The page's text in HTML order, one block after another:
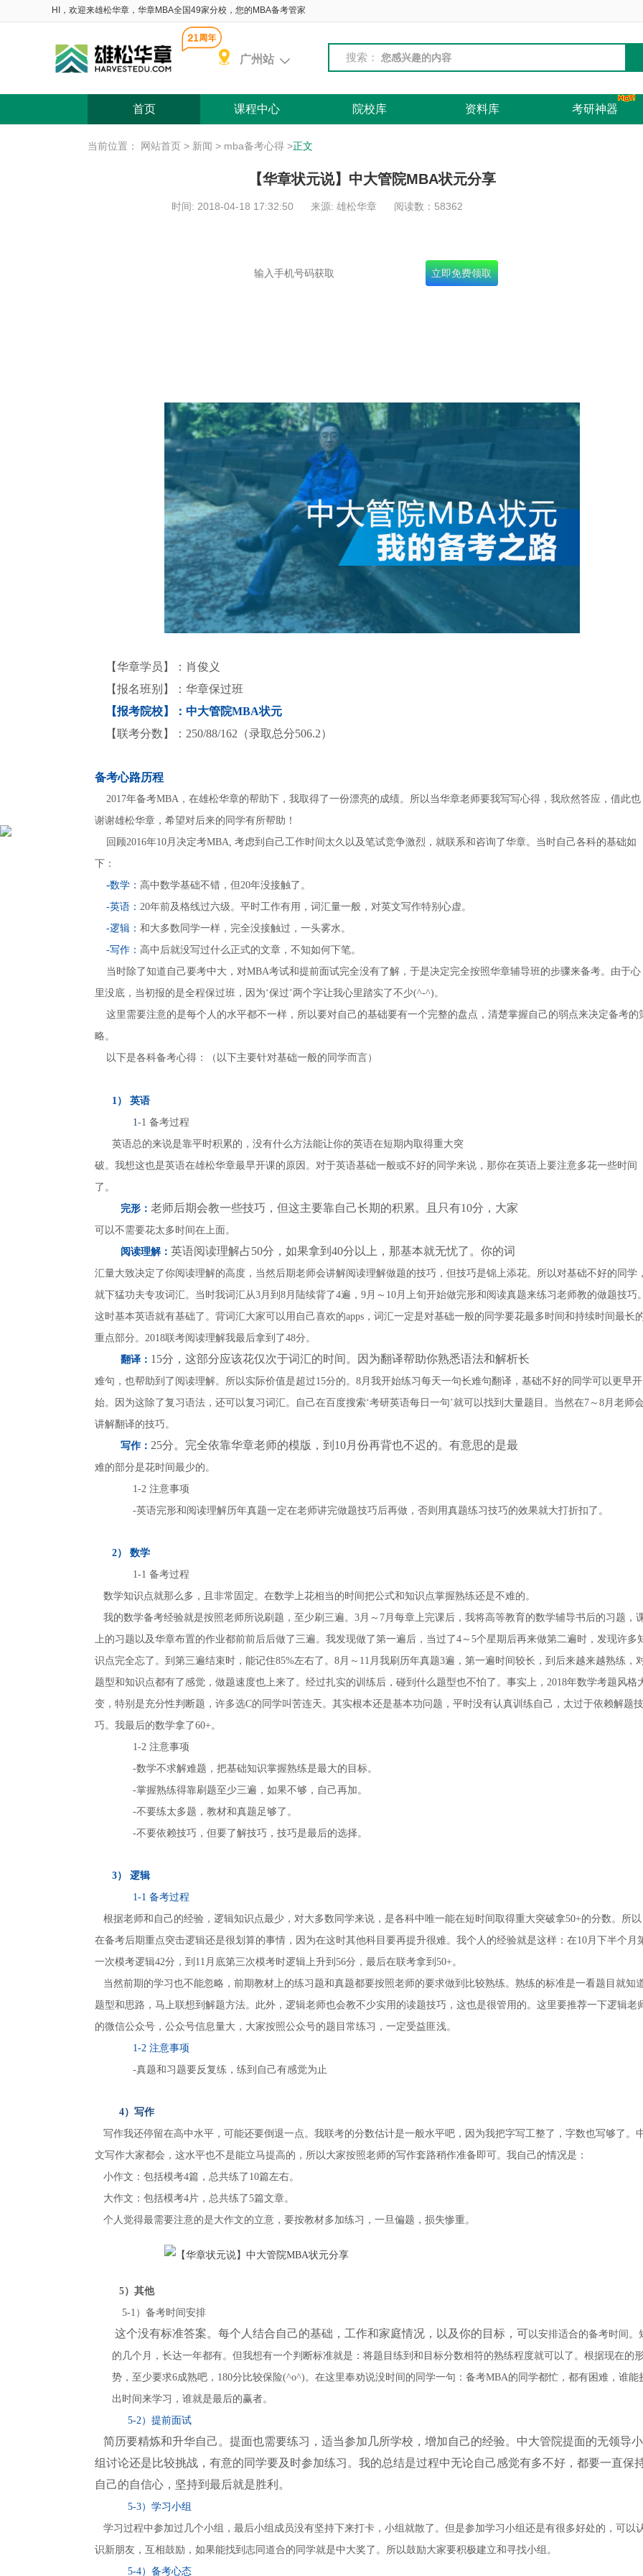
HI，欢迎来雄松华章，华章MBA全国49家分校，您的MBA备考管家
广州站 搜索：
首页 课程中心 院校库 资料库 考研神器
当前位置： 网站首页 > 新闻 > mba备考心得 >正文
【华章状元说】中大管院MBA状元分享
时间: 2018-04-18 17:32:50 来源: 雄松华章 阅读数： 58362
【华章学员】：肖俊义
【报名班别】：华章保过班
【报考院校】：中大管院MBA状元
【联考分数】：250/88/162（录取总分506.2）
备考心路历程
2017年备考MBA，在雄松华章的帮助下，我取得了一份漂亮的成绩。所以当华章老师要我写写心得，我欣然答应，借此也
谢谢雄松华章，希望对后来的同学有所帮助！
回顾2016年10月决定考MBA, 考虑到自己工作时间太久以及笔试竞争激烈，就联系和咨询了华章。当时自己各科的基础如
下：
-数学： 高中数学基础不错，但20年没接触了。
-英语： 20年前及格线过六级。平时工作有用，词汇量一般，对英文写作特别心虚。
-逻辑： 和大多数同学一样，完全没接触过，一头雾水。
-写作： 高中后就没写过什么正式的文章，不知如何下笔。
当时除了知道自己要考中大，对MBA考试和提前面试完全没有了解，于是决定完全按照华章辅导班的步骤来备考。由于心
里没底，当初报的是全程保过班，因为‘保过’两个字让我心里踏实了不少(^-^)。
这里需要注意的是每个人的水平都不一样，所以要对自己的基础要有一个完整的盘点，清楚掌握自己的弱点来决定备考的
略。
以下是各科备考心得：（以下主要针对基础一般的同学而言）
1） 英语
1-1 备考过程
英语总的来说是靠平时积累的，没有什么方法能让你的英语在短期内取得重大突
破。我想这也是英语在雄松华章最早开课的原因。对于英语基础一般或不好的同学来说，那你在英语上要注意多花一些时间
了。
完形： 老师后期会教一些技巧，但这主要靠自己长期的积累。且只有10分，大家
可以不需要花太多时间在上面。
阅读理解： 英语阅读理解占50分，如果拿到40分以上，那基本就无忧了。你的词
汇量大致决定了你阅读理解的高度，当然后期老师会讲解阅读理解做题的技巧，但技巧是锦上添花。所以对基础不好的同学，
就下猛功夫专攻词汇。当时我词汇从3月到8月陆续背了4遍，9月～10月上旬开始做完形和阅读真题来练习老师教的做题技巧。
这时基本英语就有基础了。背词汇大家可以用自己喜欢的apps，词汇一定是对基础一般的同学要花最多时间和持续时间最长
重点部分。2018联考阅读理解我最后拿到了48分。
翻译： 15分，这部分应该花仅次于词汇的时间。因为翻译帮助你熟悉语法和解析长
难句，也帮助到了阅读理解。所以实际价值是超过15分的。8月我开始练习每天一句长难句翻译，基础不好的同学可以更早开
始。因为这除了复习语法，还可以复习词汇。自己在百度搜索‘考研英语每日一句’就可以找到大量题目。当然在7～8月老师会
讲解翻译的技巧。
写作： 25分。完全依靠华章老师的模版，到10月份再背也不迟的。有意思的是最
难的部分是花时间最少的。
1-2 注意事项
-英语完形和阅读理解历年真题一定在老师讲完做题技巧后再做，否则用真题练习技巧的效果就大打折扣了。
2） 数学
1-1 备考过程
数学知识点就那么多，且非常固定。在数学上花相当的时间把公式和知识点掌握熟练还是不难的。
我的数学备考经验就是按照老师所说刷题，至少刷三遍。3月～7月每章上完课后，我将高等教育的数学辅导书后的习题，
上的习题以及华章布置的作业都前前后后做了三遍。我发现做了第一遍后，当过了4～5个星期后再来做第二遍时，发现许多
识点完全忘了。到第三遍结束时，能记住85%左右了。8月～11月我刷历年真题3遍，第一遍时间较长，到后来越来越熟练，
题型和知识点都有了感觉，做题速度也上来了。经过扎实的训练后，碰到什么题型也不怕了。事实上，2018年数学考题风格
变，特别是充分性判断题，许多选C的同学叫苦连天。其实根本还是基本功问题，平时没有认真训练自己，太过于依赖解题技
巧。我最后的数学拿了60+。
1-2 注意事项
-数学不求解难题，把基础知识掌握熟练是最大的目标。
-掌握熟练得靠刷题至少三遍，如果不够，自己再加。
-不要练太多题，教材和真题足够了。
-不要依赖技巧，但要了解技巧，技巧是最后的选择。
3） 逻辑
1-1 备考过程
根据老师和自己的经验，逻辑知识点最少，对大多数同学来说，是各科中唯一能在短时间取得重大突破拿50+的分数。所以
在备考后期重点突击逻辑还是很划算的事情，因为在这时其他科目要再提升很难。我个人的经验就是这样：在10月下半个月
一次模考逻辑42分，到11月底第三次模考时逻辑上升到56分，最后在联考拿到50+。
当然前期的学习也不能忽略，前期教材上的练习题和真题都要按照老师的要求做到比较熟练。熟练的标准是一看题目就知
题型和思路，马上联想到解题方法。此外，逻辑老师也会教不少实用的读题技巧，这也是很管用的。这里要推荐一下逻辑老
的微信公众号，公众号信息量大，大家按照公众号的题目常练习，一定受益匪浅。
1-2 注意事项
-真题和习题要反复练，练到自己有感觉为止
4）写作
写作我还停留在高中水平，可能还要倒退一点。我联考的分数估计是一般水平吧，因为我把字写工整了，字数也写够了。
文写作大家都会，这水平也不是能立马提高的，所以大家按照老师的写作套路稍作准备即可。我自己的情况是：
小作文：包括模考4篇，总共练了10篇左右。
大作文：包括模考4片，总共练了5篇文章。
个人觉得最需要注意的是大作文的立意，要按教材多加练习，一旦偏题，损失惨重。
5）其他
5-1）备考时间安排
这个没有标准答案。每个人结合自己的基础，工作和家庭情况，以及你的目标，可以安排适合的备考时间。
的几个月，长达一年都有。但我想有一个判断标准就是：将题目练到和目标分数相符的熟练程度就可以了。根据现在的
势，至少要求6成熟吧，180分比较保险(^o^)。在这里奉劝说没时间的同学一句：备考MBA的同学都忙，都有困难，谁能
出时间来学习，谁就是最后的赢者。
5-2）提前面试
简历要精炼和升华自己。提面也需要练习，适当参加几所学校，增加自己的经验。中大管院提面的无领导小
组讨论还是比较挑战，有意的同学要及时参加练习。我的总结是过程中无论自己感觉有多不好，都要一直保
自己的自信心，坚持到最后就是胜利。
5-3）学习小组
学习过程中参加过几个小组，最后小组成员没有坚持下来打卡，小组就散了。但是参加学习小组还是有很多好处的，可以
识新朋友，互相鼓励，如果能找到志同道合的同学就是中大奖了。所以鼓励大家要积极建立和寻找小组。
5-4）备考心态